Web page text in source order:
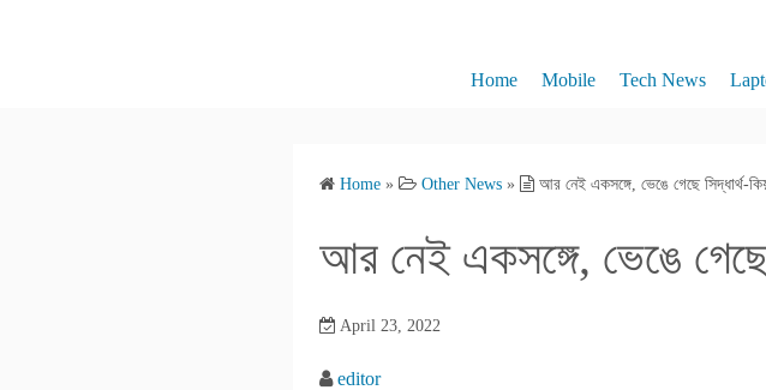
Home Mobile Tech News
Home » Other News » আর নেই একসঙ্গে, ভেঙে গেছে সিদ্ধার্থ-
আর নেই একসঙ্গে, ভেঙে গেছে
April 23, 2022
editor